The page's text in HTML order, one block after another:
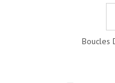
Boucles